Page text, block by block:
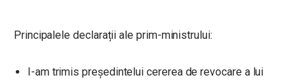
Principalele declarații ale prim-ministrului:
I-am trimis președintelui cererea de revocare a lui